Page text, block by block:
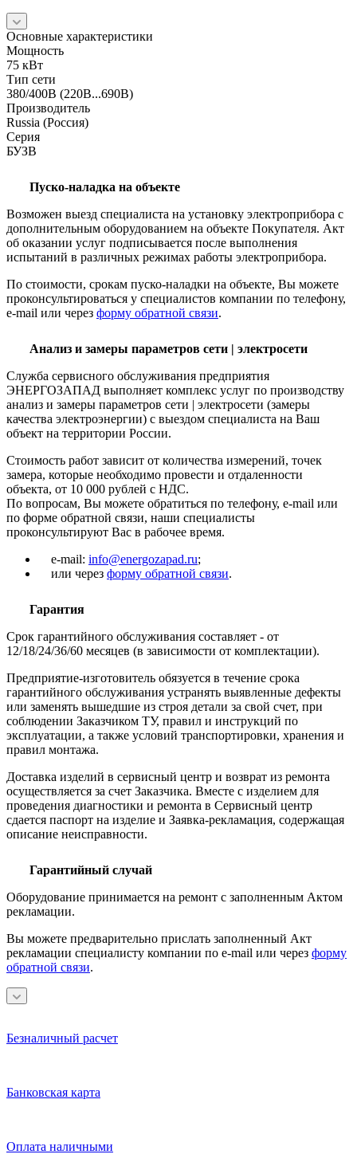
Основные характеристики
Мощность
75 кВт
Тип сети
380/400В (220В...690В)
Производитель
Russia (Россия)
Серия
БУЗВ
Пуско-наладка на объекте
Возможен выезд специалиста на установку электроприбора с
дополнительным оборудованием на объекте Покупателя. Акт
об оказании услуг подписывается после выполнения
испытаний в различных режимах работы электроприбора.
По стоимости, срокам пуско-наладки на объекте, Вы можете
проконсультироваться у специалистов компании по телефону,
e-mail или через форму обратной связи.
Анализ и замеры параметров сети | электросети
Служба сервисного обслуживания предприятия
ЭНЕРГОЗАПАД выполняет комплекс услуг по производству
анализ и замеры параметров сети | электросети (замеры
качества электроэнергии) с выездом специалиста на Ваш
объект на территории России.
Стоимость работ зависит от количества измерений, точек
замера, которые необходимо провести и отдаленности
объекта, от 10 000 рублей с НДС.
По вопросам, Вы можете обратиться по телефону, e-mail или
по форме обратной связи, наши специалисты
проконсультируют Вас в рабочее время.
e-mail: info@energozapad.ru;
или через форму обратной связи.
Гарантия
Срок гарантийного обслуживания составляет - от
12/18/24/36/60 месяцев (в зависимости от комплектации).
Предприятие-изготовитель обязуется в течение срока
гарантийного обслуживания устранять выявленные дефекты
или заменять вышедшие из строя детали за свой счет, при
соблюдении Заказчиком ТУ, правил и инструкций по
эксплуатации, а также условий транспортировки, хранения и
правил монтажа.
Доставка изделий в сервисный центр и возврат из ремонта
осуществляется за счет Заказчика. Вместе с изделием для
проведения диагностики и ремонта в Сервисный центр
сдается паспорт на изделие и Заявка-рекламация, содержащая
описание неисправности.
Гарантийный случай
Оборудование принимается на ремонт с заполненным Актом
рекламации.
Вы можете предварительно прислать заполненный Акт
рекламации специалисту компании по e-mail или через форму
обратной связи.
Безналичный расчет
Банковская карта
Оплата наличными